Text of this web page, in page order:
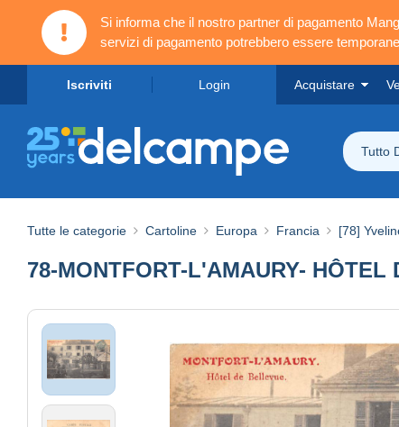
Si informa che il nostro partner di pagamento
servizi di pagamento potrebbero essere
Iscriviti Login Acquistare
Tutto
Tutte le categorie Cartoline Europa Francia [78]
78-MONTFORT-L'AMAURY- HÔTEL